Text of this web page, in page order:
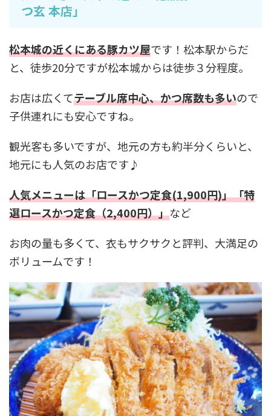
つ玄 本店」
松本城の近くにある豚カツ屋です！松本駅からだ
と、徒歩20分ですが松本城からは徒歩３分程度。
お店は広くてテーブル席中心、かつ席数も多いので
子供連れにも安心ですね。
観光客も多いですが、地元の方も約半分くらいと、
地元にも人気のお店です♪
人気メニューは「ロースかつ定食(1,900円)」「特
選ロースかつ定食（2,400円）」など
お肉の量も多くて、衣もサクサクと評判、大満足の
ボリュームです！